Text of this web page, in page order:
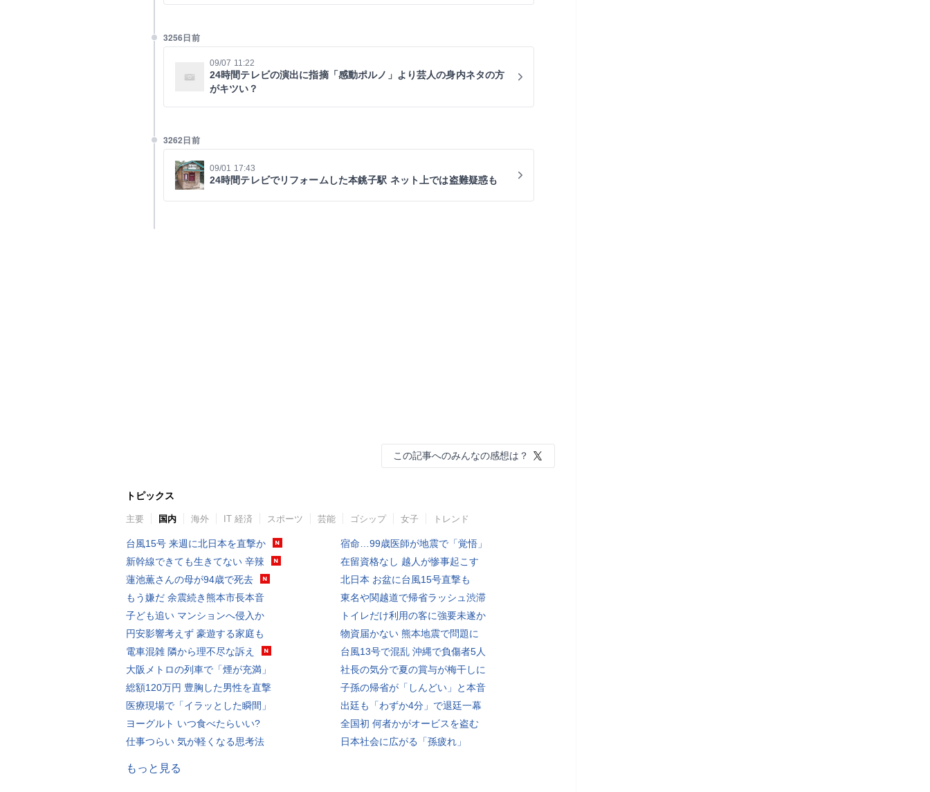
3256日前
09/07 11:22
24時間テレビの演出に指摘「感動ポルノ」より芸人の身内ネタの方
がキツい？
3262日前
09/01 17:43
24時間テレビでリフォームした本銚子駅 ネット上では盗難疑惑も
この記事へのみんなの感想は？
トピックス
主要 国内 海外 IT 経済 スポーツ 芸能 ゴシップ 女子 トレンド
台風15号 来週に北日本を直撃か
新幹線できても生きてない 辛辣
蓮池薫さんの母が94歳で死去
もう嫌だ 余震続き熊本市長本音
子ども追い マンションへ侵入か
円安影響考えず 豪遊する家庭も
電車混雑 隣から理不尽な訴え
大阪メトロの列車で「煙が充満」
総額120万円 豊胸した男性を直撃
医療現場で「イラッとした瞬間」
ヨーグルト いつ食べたらいい?
仕事つらい 気が軽くなる思考法
宿命…99歳医師が地震で「覚悟」
在留資格なし 越人が惨事起こす
北日本 お盆に台風15号直撃も
東名や関越道で帰省ラッシュ渋滞
トイレだけ利用の客に強要未遂か
物資届かない 熊本地震で問題に
台風13号で混乱 沖縄で負傷者5人
社長の気分で夏の賞与が梅干しに
子孫の帰省が「しんどい」と本音
出廷も「わずか4分」で退廷一幕
全国初 何者かがオービスを盗む
日本社会に広がる「孫疲れ」
もっと見る